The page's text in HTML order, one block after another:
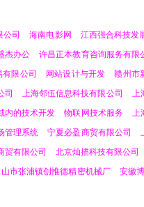
司 海南电影网 江西强合科技发
杰办公 许昌正本教育咨询服务有限
限公司 网站设计与开发
赣州市
司 上海邻伍信息科技有限公司
上
内的技术开发 物联网技术服务
上
管理系统 宁夏必盈商贸有限公司
贸有限公司 北京灿描科技有限公司
市张浦镇创惟德精密机械厂
安徽